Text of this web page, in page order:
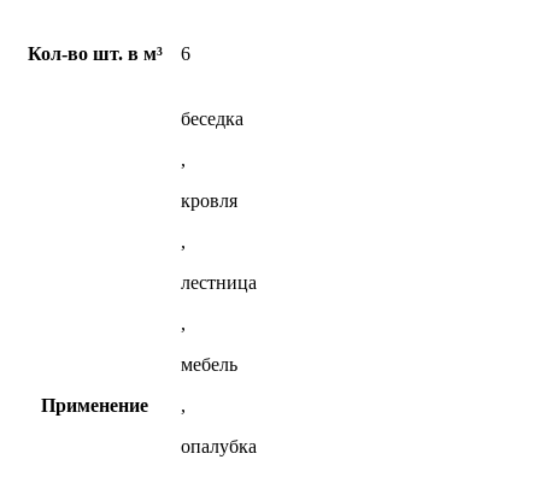
Кол-во шт. в м³ 6
Применение
беседка
,
кровля
,
лестница
,
мебель
,
опалубка